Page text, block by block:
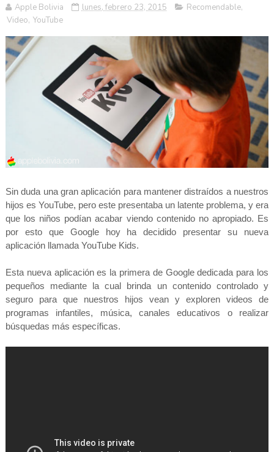
Apple Bolivia lunes, febrero 23, 2015 Recomendable,
Video, YouTube
Sin duda una gran aplicación para mantener distraídos a nuestros
hijos es YouTube, pero este presentaba un latente problema, y era
que los niños podían acabar viendo contenido no apropiado. Es
por esto que Google hoy ha decidido presentar su nueva
aplicación llamada YouTube Kids.
Esta nueva aplicación es la primera de Google dedicada para los
pequeños mediante la cual brinda un contenido controlado y
seguro para que nuestros hijos vean y exploren videos de
programas infantiles, música, canales educativos o realizar
búsquedas más específicas.